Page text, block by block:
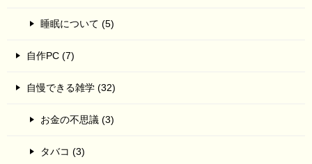
睡眠について (5)
自作PC (7)
自慢できる雑学 (32)
お金の不思議 (3)
タバコ (3)